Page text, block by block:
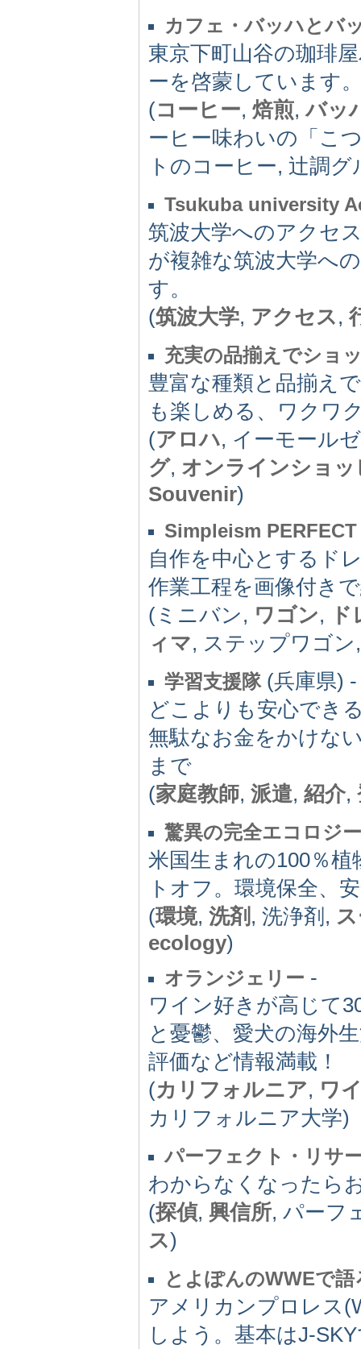
カフェ・バッハとバ
東京下町山谷の珈琲
ーを啓蒙しています
(コーヒー, 焙煎,バッ
ーヒー味わいの「こ
トのコーヒー, 辻調グ
Tsukuba university
筑波大学へのアクセ
が複雑な筑波大学へ
す。
(筑波大学, アクセス,
充実の品揃えでショ
豊富な種類と品揃え
も楽しめる、ワクワ
(アロハ, イーモール
グ, オンラインショ
Souvenir)
Simpleism PERFECT
自作を中心とするド
作業工程を画像付き
(ミニバン, ワゴン,
ィマ, ステップワゴ
学習支援隊(兵庫県) -
どこよりも安心でき
無駄なお金をかけな
まで
(家庭教師, 派遣, 紹介,
驚異の完全エコロジ
米国生まれの100％
トオフ。環境保全、
(環境, 洗剤 , 洗浄剤,
ecology)
オランジェリー -
ワイン好きが高じて
と憂鬱、愛犬の海外
評価など情報満載！
(カリフォルニア, ワ
カリフォルニア大学)
パーフェクト・リサ
わからなくなったら
(探偵, 興信所, パーフ
ス)
とよぽんのWWEで語
アメリカンプロレス
しよう。基本はJ-